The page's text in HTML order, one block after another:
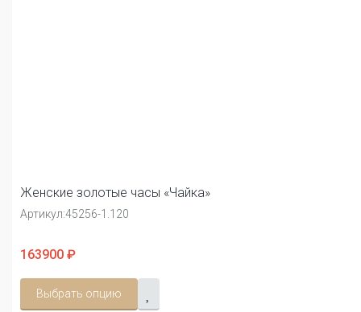
Женские золотые часы «Чайка»
Артикул:45256-1.120
163900 ₽
Выбрать опцию